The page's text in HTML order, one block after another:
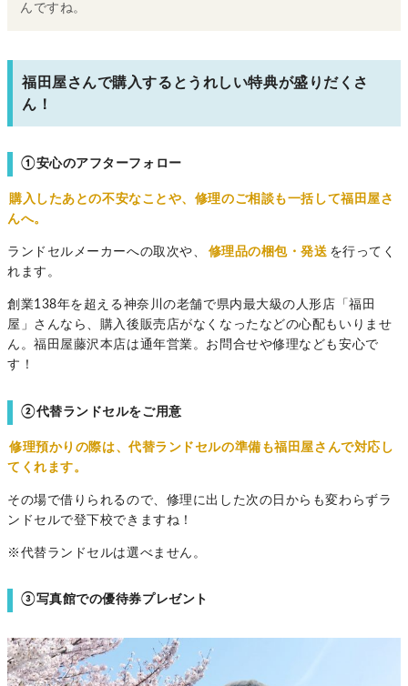
んですね。
福田屋さんで購入するとうれしい特典が盛りだくさ
ん！
①安心のアフターフォロー
購入したあとの不安なことや、修理のご相談も一括して福田屋さ
んへ。
ランドセルメーカーへの取次や、 修理品の梱包・発送 を行ってく
れます。
創業138年を超える神奈川の老舗で県内最大級の人形店「福田
屋」さんなら、購入後販売店がなくなったなどの心配もいりませ
ん。福田屋藤沢本店は通年営業。お問合せや修理なども安心で
す！
②代替ランドセルをご用意
修理預かりの際は、代替ランドセルの準備も福田屋さんで対応し
てくれます。
その場で借りられるので、修理に出した次の日からも変わらずラ
ンドセルで登下校できますね！
※代替ランドセルは選べません。
③写真館での優待券プレゼント